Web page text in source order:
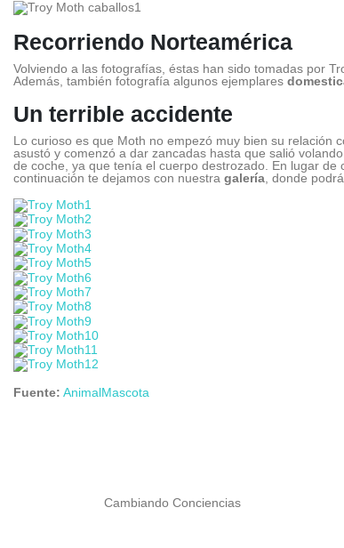
Recorriendo Norteamérica
Volviendo a las fotografías, éstas han sido tomadas por
Además, también fotografía algunos ejemplares
Un terrible accidente
Lo curioso es que Moth no empezó muy bien su relación
asustó y comenzó a dar zancadas hasta que salió
de coche, ya que tenía el cuerpo destrozado. En lugar
continuación te dejamos con nuestra galería , donde
Fuente: AnimalMascota
Cambiando Conciencias